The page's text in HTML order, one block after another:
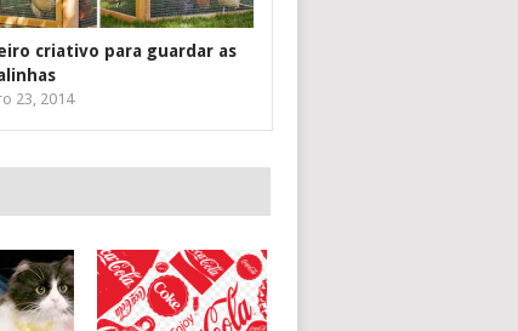
criativo para guardar as
23, 2014